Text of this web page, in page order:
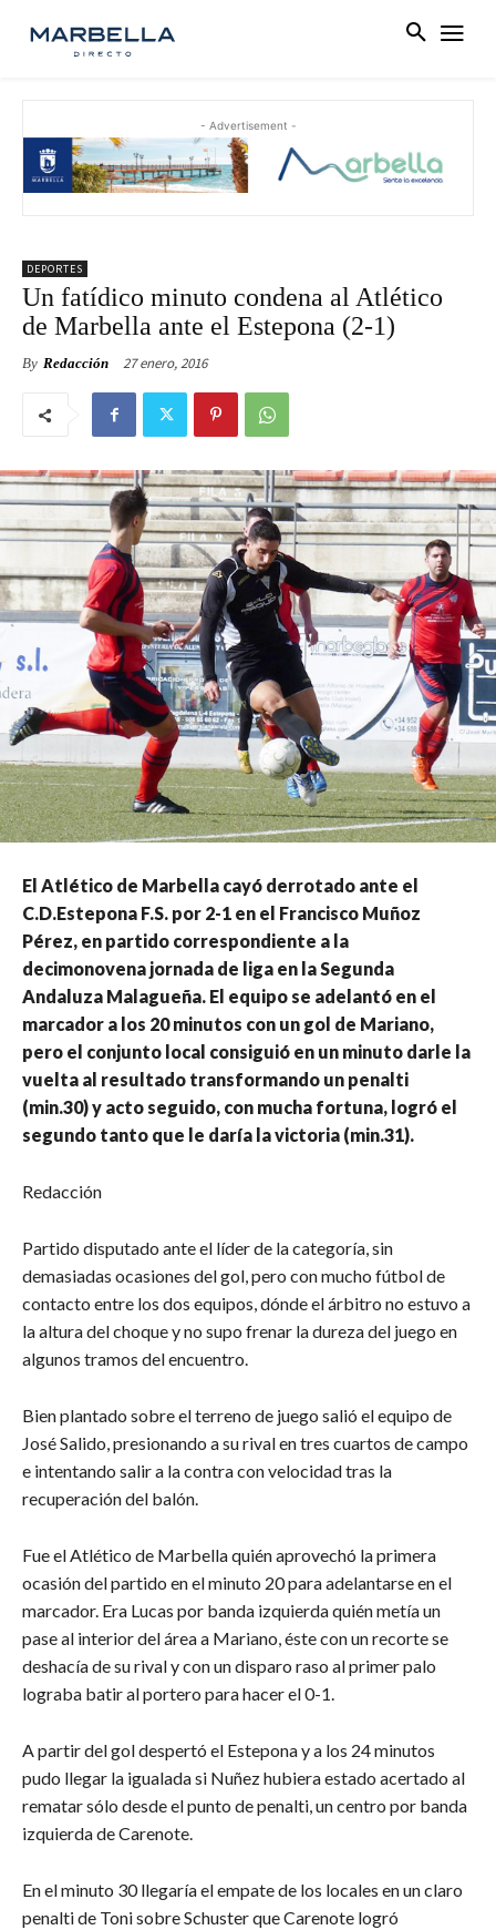
- Advertisement -
DEPORTES
Un fatídico minuto condena al Atlético
de Marbella ante el Estepona (2-1)
By Redacción 27 enero, 2016
El Atlético de Marbella cayó derrotado ante el
C.D.Estepona F.S. por 2-1 en el Francisco Muñoz
Pérez, en partido correspondiente a la
decimonovena jornada de liga en la Segunda
Andaluza Malagueña. El equipo se adelantó en el
marcador a los 20 minutos con un gol de Mariano,
pero el conjunto local consiguió en un minuto darle la
vuelta al resultado transformando un penalti
(min.30) y acto seguido, con mucha fortuna, logró el
segundo tanto que le daría la victoria (min.31).
Redacción
Partido disputado ante el líder de la categoría, sin
demasiadas ocasiones del gol, pero con mucho fútbol de
contacto entre los dos equipos, dónde el árbitro no estuvo a
la altura del choque y no supo frenar la dureza del juego en
algunos tramos del encuentro.
Bien plantado sobre el terreno de juego salió el equipo de
José Salido, presionando a su rival en tres cuartos de campo
e intentando salir a la contra con velocidad tras la
recuperación del balón.
Fue el Atlético de Marbella quién aprovechó la primera
ocasión del partido en el minuto 20 para adelantarse en el
marcador. Era Lucas por banda izquierda quién metía un
pase al interior del área a Mariano, éste con un recorte se
deshacía de su rival y con un disparo raso al primer palo
lograba batir al portero para hacer el 0-1.
A partir del gol despertó el Estepona y a los 24 minutos
pudo llegar la igualada si Nuñez hubiera estado acertado al
rematar sólo desde el punto de penalti, un centro por banda
izquierda de Carenote.
En el minuto 30 llegaría el empate de los locales en un claro
penalti de Toni sobre Schuster que Carenote logró